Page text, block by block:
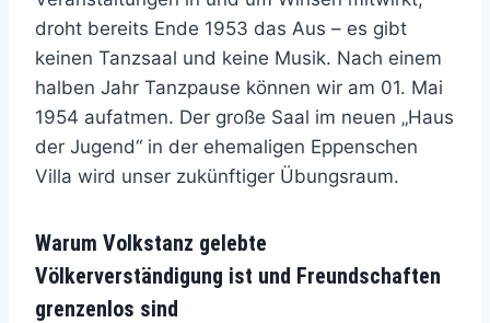
droht bereits Ende 1953 das Aus – es gibt
keinen Tanzsaal und keine Musik. Nach einem
halben Jahr Tanzpause können wir am 01. Mai
1954 aufatmen. Der große Saal im neuen „Haus
der Jugend“ in der ehemaligen Eppenschen
Villa wird unser zukünftiger Übungsraum.
Warum Volkstanz gelebte
Völkerverständigung ist und Freundschaften
grenzenlos sind